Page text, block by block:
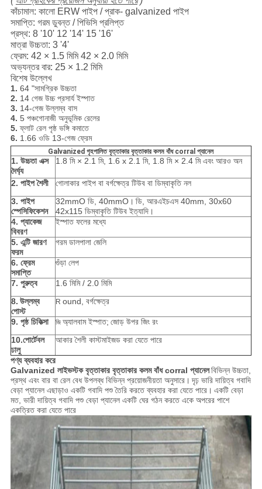
কাঁচামাল: কালো ERW পাইপ / প্রাক- galvanized পাইপ
সমাপ্তি: গরম ডুবন্ত / পিভিসি প্রলিপ্ত
প্রস্থ: 8 '10' 12 '14' 15 '16'
মাত্রা উচ্চতা: 3 '4'
ফ্রেম: 42 × 1.5 মিমি 42 × 2.0 মিমি
অভ্যন্তর বার: 25 × 1.2 মিমি
বিশেষ উল্লেখ
1. 64 "সামগ্রিক উচ্চতা
2. 14 গেজ উচ্চ প্রসার্য ইস্পাত
3. 14-গেজ উল্লম্ব বাস
4. 5 পঞ্চগোনাজী অনুভূমিক রেলের
5. ফ্লাট রেল পৃষ্ঠ ভঙ্গি কমাতে
6. 1.66 ওডি 13-গেজ ফ্রেম
Galvanized গৃহপালিত বৃত্তাকার বৃত্তাকার কলম বাঁধ corral প্যানেল
1. উচ্চতা এক্স
দৈর্ঘ্য
1.8 মি × 2.1 মি, 1.6 x 2.1 মি, 1.8 মি × 2.4 মি এবং আরও অন
2. পাইপ শৈলী
গোলাকার পাইপ বা বর্গক্ষেত্র টিউব বা ডিম্বাকৃতি নল
3. পাইপ
স্পেসিফিকেশন
32mmO ডি, 40mmO। ডি, আরএইচএস 40mm, 30x60
42x115 ডিম্বাকৃতি টিউব ইত্যাদি।
4. প্যাকেজ
বিবরণ
ইস্পাত ফলের মধ্যে
5. এন্টি জারণ
ফরম
গরম ডালপালা জেলি
6. ফ্রেম
সমাপ্তি
গুঁড়া লেপ
7. পুরুত্ব
1.6 মিমি / 2.0 মিমি
8. উল্লম্ব
পোস্ট
R ound, বর্গক্ষেত্র
9. পৃষ্ঠ চিকিত্সা জিঅ্যালবাম ইস্পাত; জোড় উপর জিং রং
10.পোর্টেবল
ঢালু
আকার শৈলী কাস্টমাইজড করা যেতে পারে
পণ্য ব্যবহার করে
Galvanized লাইভস্টক বৃত্তাকার বৃত্তাকার কলম বাঁধ corral প্যানেলবিভিন্ন উচ্চতা,
প্রস্থ এবং বার বা রেল বেধ উপলব্ধ বিভিন্ন প্রয়োজনীয়তা অনুসারে। দৃঢ় ভারি দায়িত্ব গবাদি
বেড়া প্যানেল এছাড়াও একটি গবাদি পশু তৈরি করতে ব্যবহার করা যেতে পারে। একটি বেড়া
মত, ভারী দায়িত্ব গবাদি পশু বেড়া প্যানেল একটি ঘের গঠন করতে একে অপরের পাশে
একত্রিত করা যেতে পারে